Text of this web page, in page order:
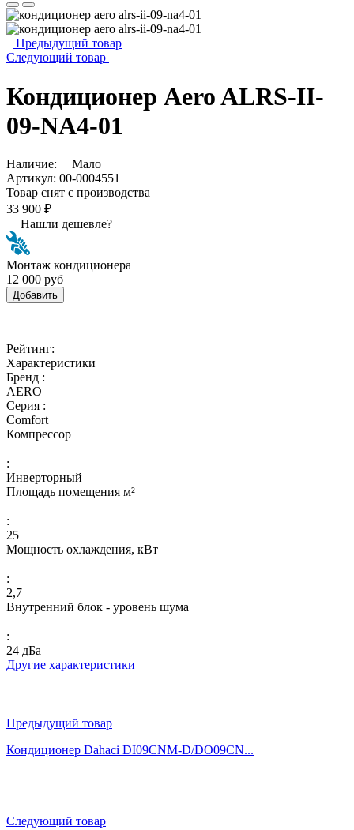
Предыдущий товар
Следующий товар
Кондиционер Aero ALRS-II-
09-NA4-01
Наличие:
Мало
Артикул: 00-0004551
Товар снят с производства
33 900 ₽
Нашли дешевле?
Монтаж кондиционера
12 000 руб
Добавить
Рейтинг:
Характеристики
Бренд :
AERO
Серия :
Comfort
Компрессор
:
Инверторный
Площадь помещения м²
:
25
Мощность охлаждения, кВт
:
2,7
Внутренний блок - уровень шума
:
24 дБа
Другие характеристики
Предыдущий товар
Кондиционер Dahaci DI09CNM-D/DO09CN...
Следующий товар